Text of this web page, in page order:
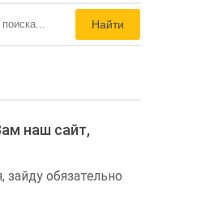
Найти
наш сайт,
зайду обязательно